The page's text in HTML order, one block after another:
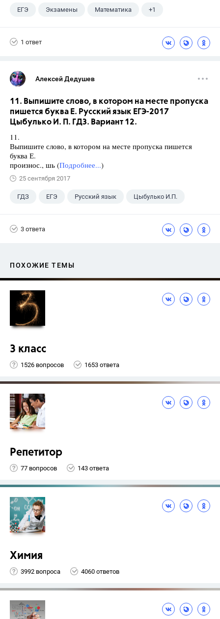
ЕГЭ Экзамены Математика +1
1 ответ
Алексей Дедушев
11. Выпишите слово, в котором на месте пропуска
пишется буква Е. Русский язык ЕГЭ-2017
Цыбулько И. П. ГДЗ. Вариант 12.
11.
Выпишите слово, в котором на месте пропуска пишется
буква Е.
произнос., шь (Подробнее...)
25 сентября 2017
ГДЗ ЕГЭ Русский язык Цыбулько И.П.
3 ответа
ПОХОЖИЕ ТЕМЫ
3 класс
1526 вопросов 1653 ответа
Репетитор
77 вопросов 143 ответа
Химия
3992 вопроса 4060 ответов